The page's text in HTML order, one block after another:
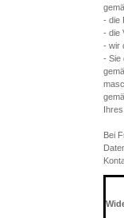
- die
- die
- wir
- Sie
Bei